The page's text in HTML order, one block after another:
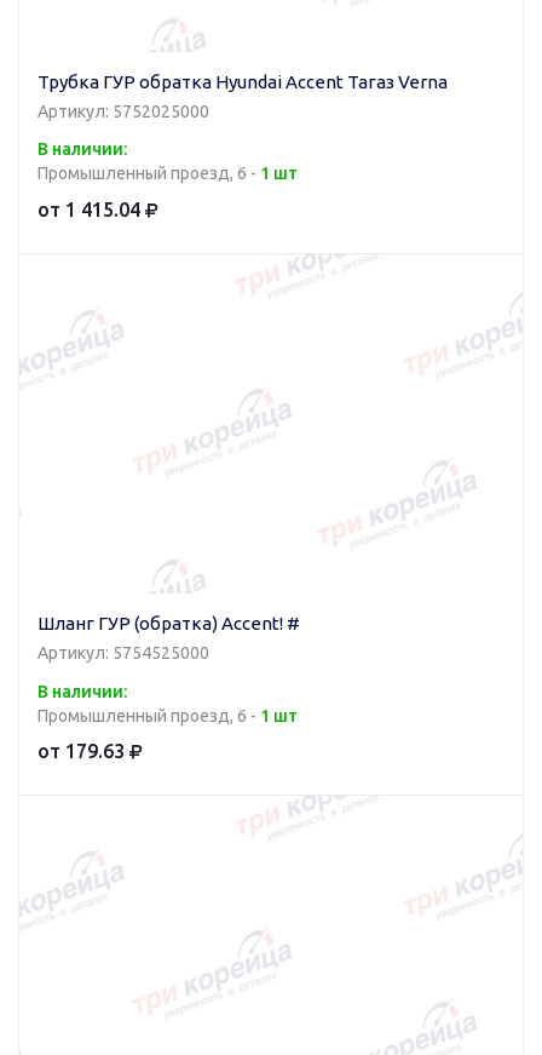
Трубка ГУР обратка Hyundai Accent Тагаз Verna
Артикул: 5752025000
В наличии:
Промышленный проезд, 6 - 1 шт
от 1 415.04
Шланг ГУР (обратка) Accent! #
Артикул: 5754525000
В наличии:
Промышленный проезд, 6 - 1 шт
от 179.63